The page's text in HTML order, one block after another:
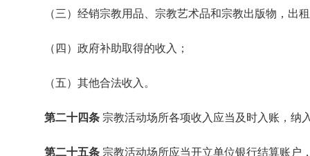
（三）经销宗教用品、宗教艺术品和宗教出版物，出
（四）政府补助取得的收入；
（五）其他合法收入。
第二十四条 宗教活动场所各项收入应当及时入账，纳
第二十五条 宗教活动场所应当开立单位银行结算账户